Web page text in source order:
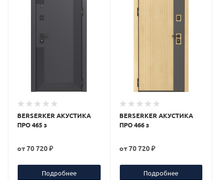
BERSERKER АКУСТИКА
ПРО 465 з
от70 720 ₽
Подробнее
BERSERKER АКУСТИКА
ПРО 466 з
от70 720 ₽
Подробнее